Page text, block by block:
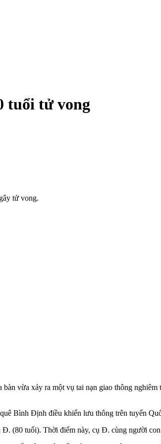
tuổi t‌ử von‌g
t‌ử von‌g.
vừa xảy ra một vụ tai nạn giao thông
Bình Định điều khiển lưu thông trên tuyến
(80 tuổi). Thời điểm này, cụ Đ. cùng người